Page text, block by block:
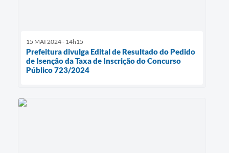
15 MAI 2024 - 14h15
Prefeitura divulga Edital de Resultado do Pedido
de Isenção da Taxa de Inscrição do Concurso
Público 723/2024